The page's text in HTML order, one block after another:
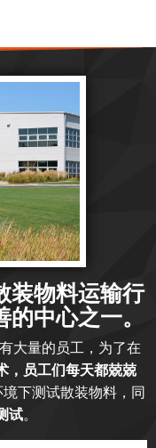
装物料运输行
中心之一。
大量的员工，为了在
，员工们每天都兢兢
下测试散装物料，同
试。